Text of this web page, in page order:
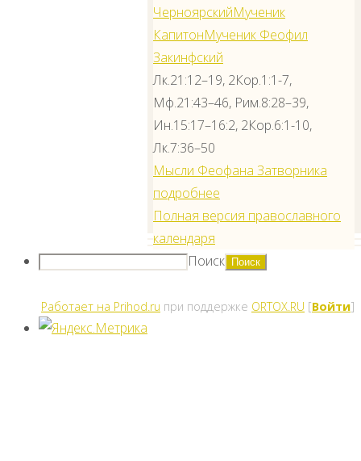
архидиакон
Алексий
(Мазаненко) —
ЧерноярскийМученик
КапитонМученик Феофил
Закинфский
Лк.21:12–19, 2Кор.1:1-7,
Мф.21:43–46, Рим.8:28–39,
Ин.15:17–16:2, 2Кор.6:1-10,
Лк.7:36–50
Мысли Феофана Затворника
подробнее
Полная версия православного
календаря
Работает на Prihod.ru при поддержке ORTOX.RU [Войти]
Поиск